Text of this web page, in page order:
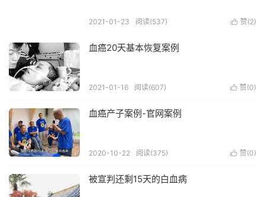
 赞(2)
2021-01-23 阅读(537)
血癌20天基本恢复案例
 赞(0)
2021-01-16 阅读(607)
血癌产子案例-官网案例
 赞(0)
2020-10-22 阅读(375)
被宣判还剩15天的白血病